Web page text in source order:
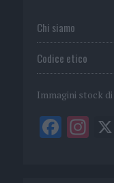
Chi siamo
Codice etico
Immagini stock di